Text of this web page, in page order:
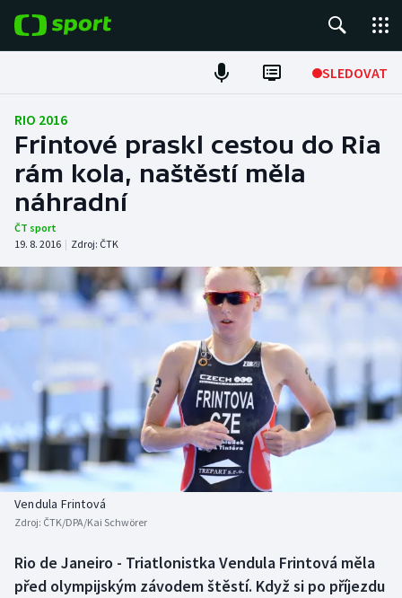
SLEDOVAT
Fotbal
Hokej
Tenis
Atletika
Cyklistika
DALŠÍ SPORTY
Americký fotbal
Baseball a softbal
Basketbal
Biatlon
Box
NEPŘEHLÉDNĚTE
Soutěže
Historické návraty
Aplikace ČT sport
RIO 2016
Frintové praskl cestou do Ria
rám kola, naštěstí měla
náhradní
ČT sport
19. 8. 2016 | Zdroj: ČTK
Vendula Frintová
Zdroj: ČTK/DPA/Kai Schwörer
Rio de Janeiro - Triatlonistka Vendula Frintová měla
před olympijským závodem štěstí. Když si po příjezdu